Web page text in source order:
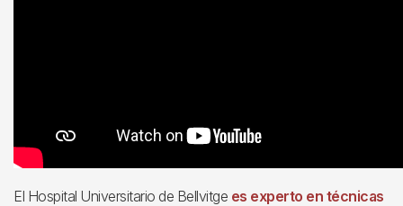
El Hospital Universitario de Bellvitge es experto en técnicas